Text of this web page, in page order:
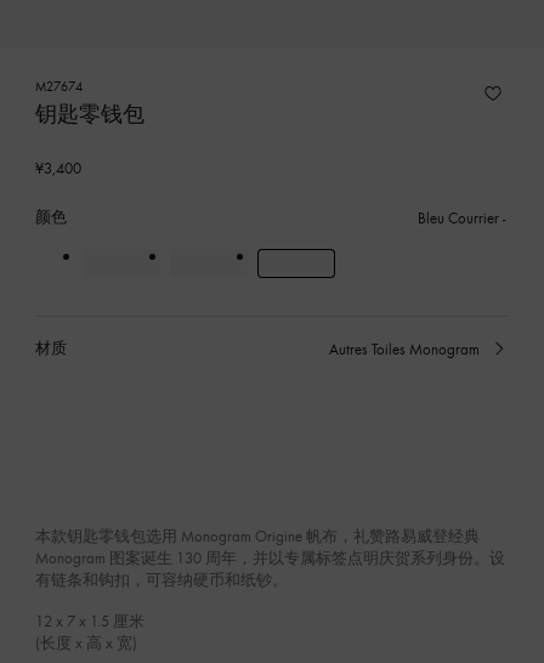
M27674
钥匙零钱包
¥3,400
颜色 Bleu Courrier
材质 Autres Toiles Monogram
已
本款钥匙零钱包选用 Monogram Origine 帆布，礼赞路易威登经典
Monogram 图案诞生 130 周年，并以专属标签点明庆贺系列身份。设
有链条和钩扣，可容纳硬币和纸钞。
12 x 7 x 1.5 厘米
(长度 x 高 x 宽)